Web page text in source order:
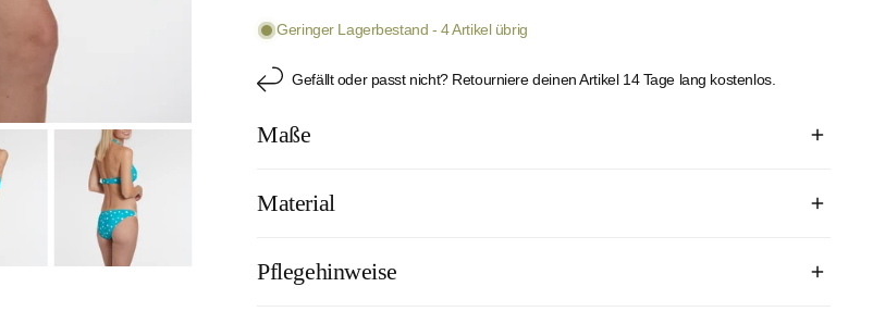
Geringer Lagerbestand - 4 Artikel übrig
Gefällt oder passt nicht? Retourniere deinen Artikel 14 Tage lang kostenlos.
Maße
Material
Material: Polyamid,Oberstoff 82% Polyamid/18% Elastan/Lycra
Pflegehinweise